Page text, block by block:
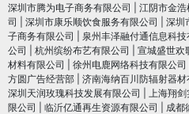
深圳市腾为电子商务有限公司 江阴市金浩
司
深圳市康乐顺饮食服务有限公司 深圳
子商务有限公司
泉州丰泽融付通信息科技
公司
杭州缤纷布艺有限公司 宣城盛世欢
材料有限公司
徐州电鹿网络科技有限公司
方圆广告经营部
济南海纳百川防辐射器材
深圳天润玫瑰科技发展有限公司
上海翔
限公司
临沂亿通再生资源有限公司 成都